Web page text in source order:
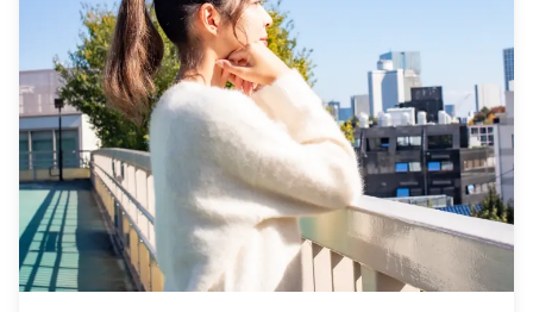
130c6a84e922.jpg?w=1200&h=800&fit=crop&q=80) ![]
(https://assets.hldycdn.com/ed8e8da8-7f31-46fb-bf1a-
90ba375c8af7.webp?w=1200&h=800&fit=crop&q=80) ![]
(https://assets.hldycdn.com/3190081b-982c-4db9-923d-
4af49ac4184d.webp?w=1200&h=800&fit=crop&q=80) ![]
(https://assets.hldycdn.com/64a9d512-4d81-489b-83cf-
a236e0c4a643.jpg?w=1200&h=800&fit=crop&q=80) ![]
(https://assets.hldycdn.com/d4df9c69-10c0-4afc-930e-
e97301c8dbd5.jpg?w=1200&h=800&fit=crop&q=80)
(1) 날짜와 시간 변경, (2) 장소 변경, (3) 촬영 취소 중 선택 가능
합니다.